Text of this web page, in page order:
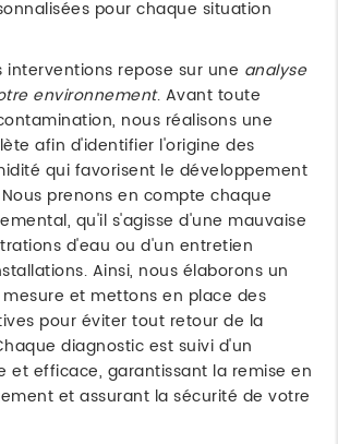
pour chaque situation
interventions repose sur une analyse
environnement. Avant toute
nous réalisons une
afin d'identifier l'origine des
qui favorisent le développement
prenons en compte chaque
qu'il s'agisse d'une mauvaise
d'eau ou d'un entretien
Ainsi, nous élaborons un
et mettons en place des
pour éviter tout retour de la
diagnostic est suivi d'un
et efficace, garantissant la remise en
et assurant la sécurité de votre